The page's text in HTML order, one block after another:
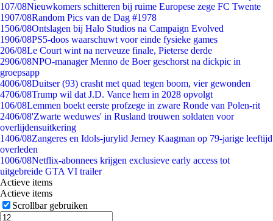
107/08Nieuwkomers schitteren bij ruime Europese zege FC Twente
1907/08Random Pics van de Dag #1978
1506/08Ontslagen bij Halo Studios na Campaign Evolved
1906/08PS5-doos waarschuwt voor einde fysieke games
206/08Le Court wint na nerveuze finale, Pieterse derde
2906/08NPO-manager Menno de Boer geschorst na dickpic in
groepsapp
4006/08Duitser (93) crasht met quad tegen boom, vier gewonden
4706/08Trump wil dat J.D. Vance hem in 2028 opvolgt
106/08Lemmen boekt eerste profzege in zware Ronde van Polen-rit
2406/08'Zwarte weduwes' in Rusland trouwen soldaten voor
overlijdensuitkering
1406/08Zangeres en Idols-jurylid Jerney Kaagman op 79-jarige leeftijd
overleden
1006/08Netflix-abonnees krijgen exclusieve early access tot
uitgebreide GTA VI trailer
Actieve items
Actieve items
Scrollbar gebruiken